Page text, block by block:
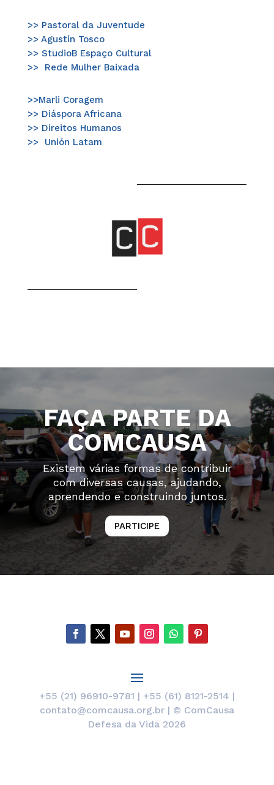
>> Pastoral da Juventude
>> Agustín Tosco
>> StudioB Espaço Cultural ​​
>>
Rede Mulher Baixada
>>Marli Coragem​
>>​ Diáspora Africana
>>​ Direitos Humanos
>>
Unión Latam
FAÇA PARTE DA
COMCAUSA
Existem várias formas de contribuir
com diversas causas, ajudando,
aprendendo e construindo juntos.
PARTICIPE
+55 (21) 96910-9781 | +55 (61) 8121-2514 |
contato@comcausa.org.br | © ComCausa
Defesa da Vida 2026